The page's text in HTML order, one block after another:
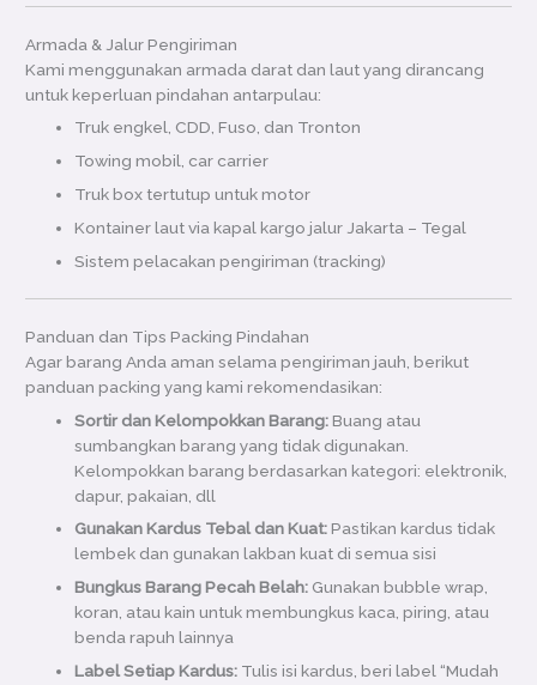
Armada & Jalur Pengiriman
Kami menggunakan armada darat dan laut yang dirancang
untuk keperluan pindahan antarpulau:
Truk engkel, CDD, Fuso, dan Tronton
Towing mobil, car carrier
Truk box tertutup untuk motor
Kontainer laut via kapal kargo jalur Jakarta – Tegal
Sistem pelacakan pengiriman (tracking)
Panduan dan Tips Packing Pindahan
Agar barang Anda aman selama pengiriman jauh, berikut
panduan packing yang kami rekomendasikan:
Sortir dan Kelompokkan Barang:Buang atau
sumbangkan barang yang tidak digunakan.
Kelompokkan barang berdasarkan kategori: elektronik,
dapur, pakaian, dll
Gunakan Kardus Tebal dan Kuat:Pastikan kardus tidak
lembek dan gunakan lakban kuat di semua sisi
Bungkus Barang Pecah Belah: Gunakan bubble wrap,
koran, atau kain untuk membungkus kaca, piring, atau
benda rapuh lainnya
Label Setiap Kardus: Tulis isi kardus, beri label “Mudah